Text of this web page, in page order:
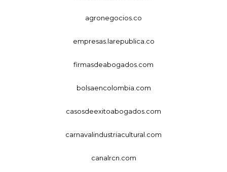
agronegocios.co
empresas.larepublica.co
firmasdeabogados.com
bolsaencolombia.com
casosdeexitoabogados.com
carnavalindustriacultural.com
canalrcn.com